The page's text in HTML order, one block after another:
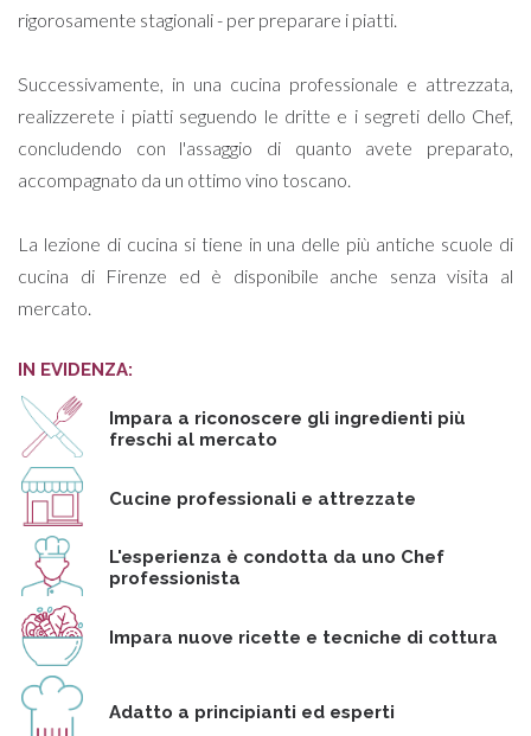
rigorosamente stagionali - per preparare i piatti.
Successivamente, in una cucina professionale e attrezzata,
realizzerete i piatti seguendo le dritte e i segreti dello Chef,
concludendo con l'assaggio di quanto avete preparato,
accompagnato da un ottimo vino toscano.
La lezione di cucina si tiene in una delle più antiche scuole di
cucina di Firenze ed è disponibile anche senza visita al
mercato.
IN EVIDENZA:
Impara a riconoscere gli ingredienti più
freschi al mercato
Cucine professionali e attrezzate
L'esperienza è condotta da uno Chef
professionista
Impara nuove ricette e tecniche di cottura
Adatto a principianti ed esperti